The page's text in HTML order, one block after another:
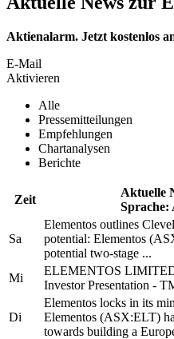
Aktienalarm. Jetzt kostenlos
E-Mail
Aktivieren
Alle
Pressemitteilungen
Empfehlungen
Chartanalysen
Berichte
Zeit
Aktuelle
Sprache:
Sa
Elementos outlines
potential: Elementos
potential two-stage ...
Mi
ELEMENTOS
Investor Presentation -
Di
Elementos locks in its
Elementos (ASX:ELT)
towards building a